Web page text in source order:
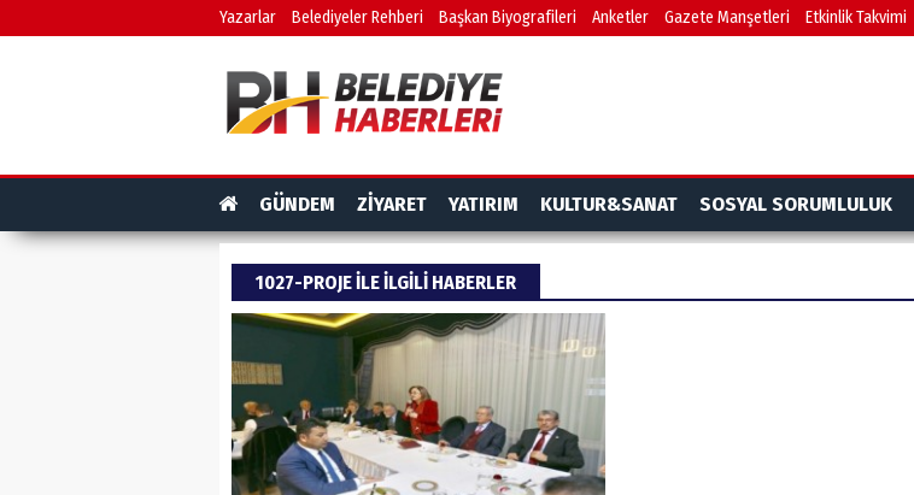
Yazarlar Belediyeler Rehberi Başkan Biyografileri Anketler Gazete Manşetleri Etkinlik Takvimi
GÜNDEM ZİYARET YATIRIM KULTUR&SANAT SOSYAL SORUMLULUK
1027-PROJE ILE ILGILI HABERLER